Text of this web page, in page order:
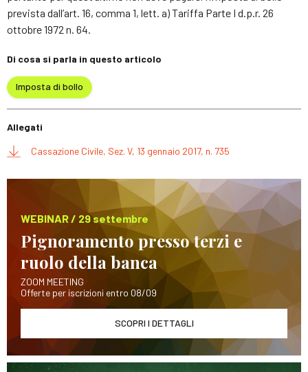
prevista dall’art. 16, comma 1, lett. a) Tariffa Parte I d.p.r. 26
ottobre 1972 n. 64.
Di cosa si parla in questo articolo
Imposta di bollo
Allegati
Cassazione Civile, Sez. V, 13 gennaio 2017, n. 735
WEBINAR / 29 settembre
Pignoramento presso terzi e
ruolo della banca
ZOOM MEETING
Offerte per iscrizioni entro 08/09
SCOPRI I DETTAGLI